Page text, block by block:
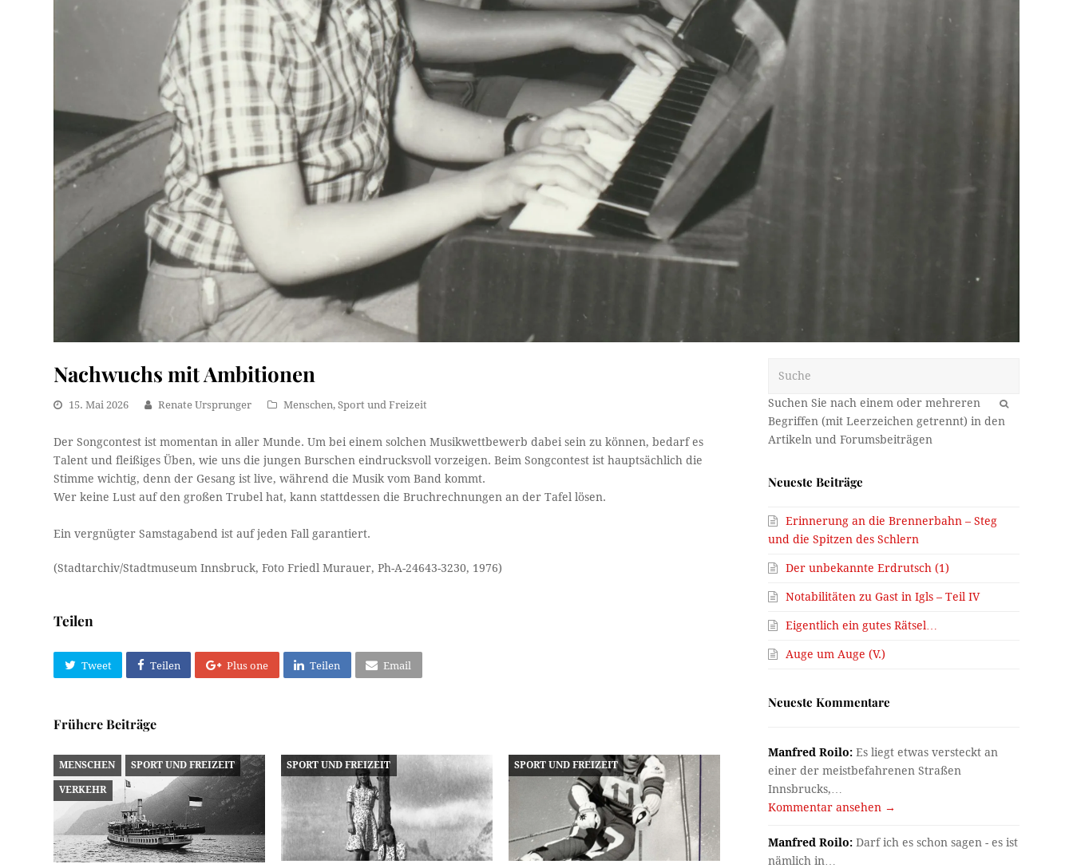
Nachwuchs mit Ambitionen
15. Mai 2026 Renate Ursprunger Menschen,Sport und Freizeit
Der Songcontest ist momentan in aller Munde. Um bei einem solchen Musikwettbewerb dabei sein zu können, bedarf es
Talent und fleißiges Üben, wie uns die jungen Burschen eindrucksvoll vorzeigen. Beim Songcontest ist hauptsächlich die
Stimme wichtig, denn der Gesang ist live, während die Musik vom Band kommt.
Wer keine Lust auf den großen Trubel hat, kann stattdessen die Bruchrechnungen an der Tafel lösen.
Ein vergnügter Samstagabend ist auf jeden Fall garantiert.
(Stadtarchiv/Stadtmuseum Innsbruck, Foto Friedl Murauer, Ph-A-24643-3230, 1976)
Teilen
Tweet Teilen Plus one Teilen Email
Frühere Beiträge
MENSCHEN SPORT UND FREIZEIT
VERKEHR
SPORT UND FREIZEIT SPORT UND FREIZEIT
OK
Neueste Beiträge
Erinnerung an die Brennerbahn – Steg
und die Spitzen des Schlern
Der unbekannte Erdrutsch (1)
Notabilitäten zu Gast in Igls – Teil IV
Eigentlich ein gutes Rätsel…
Auge um Auge (V.)
Neueste Kommentare
Manfred Roilo: Es liegt etwas versteckt an
einer der meistbefahrenen Straßen
Innsbrucks,…
Kommentar ansehen →
Manfred Roilo: Darf ich es schon sagen - es ist
nämlich in…